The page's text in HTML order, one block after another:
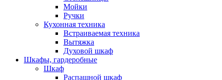
Мойки
Ручки
Кухонная техника
Встраиваемая техника
Вытяжка
Духовой шкаф
Шкафы, гардеробные
Шкаф
Распашной шкаф